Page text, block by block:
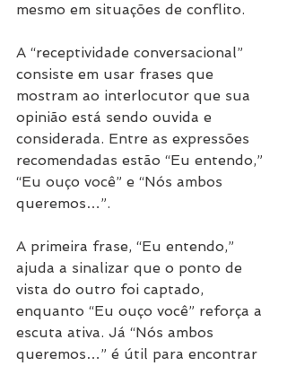
mesmo em situações de conflito.
A “receptividade conversacional”
consiste em usar frases que
mostram ao interlocutor que sua
opinião está sendo ouvida e
considerada. Entre as expressões
recomendadas estão “Eu entendo,”
“Eu ouço você” e “Nós ambos
queremos…”.
A primeira frase, “Eu entendo,”
ajuda a sinalizar que o ponto de
vista do outro foi captado,
enquanto “Eu ouço você” reforça a
escuta ativa. Já “Nós ambos
queremos…” é útil para encontrar